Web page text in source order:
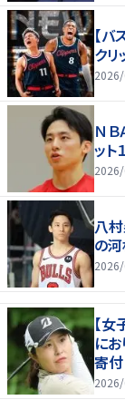
【
クリ
Ｎ
ッ
八
の
【
に
寄付